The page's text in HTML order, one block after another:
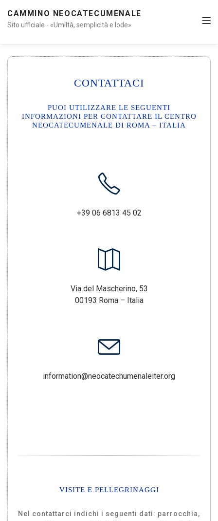
CAMMINO NEOCATECUMENALE
Sito ufficiale - «Umiltà, semplicità e lode»
CONTATTACI
PUOI UTILIZZARE LE SEGUENTI
INFORMAZIONI PER CONTATTARE IL CENTRO
NEOCATECUMENALE DI ROMA – ITALIA
+39 06 6813 45 02
Via del Mascherino, 53
00193 Roma – Italia
information@neocatechumenaleiter.org
VISITE E PELLEGRINAGGI
Nel contattarci indichi i seguenti dati: parrocchia,